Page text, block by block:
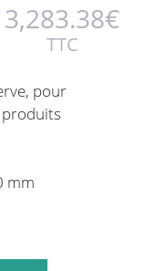
3,283.38€
TTC
pour
produits
mm